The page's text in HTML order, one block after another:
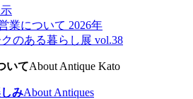
業について 2026年
のある暮らし展 vol.38
いてAbout Antique Kato
みAbout Antiques